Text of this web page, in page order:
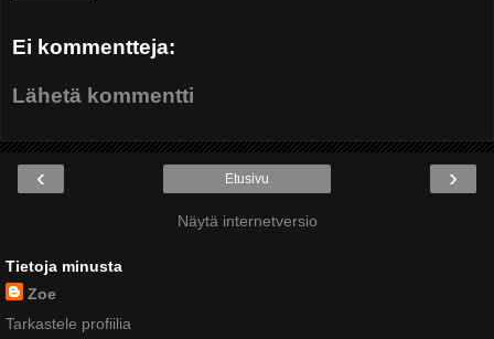
Ei kommentteja:
Lähetä kommentti
‹ ›
Etusivu
Näytä internetversio
Tietoja minusta
Zoe
Tarkastele profiilia